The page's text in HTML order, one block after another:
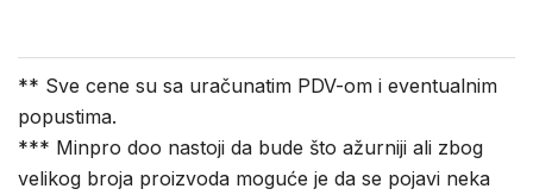
** Sve cene su sa uračunatim PDV-om i eventualnim
popustima.
*** Minpro doo nastoji da bude što ažurniji ali zbog
velikog broja proizvoda moguće je da se pojavi neka